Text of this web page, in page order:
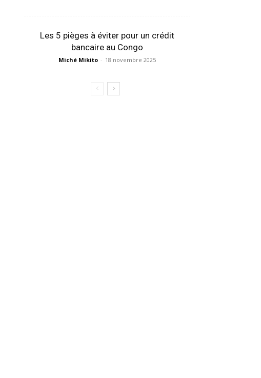
Les 5 pièges à éviter pour un crédit
bancaire au Congo
Miché Mikito - 18 novembre 2025